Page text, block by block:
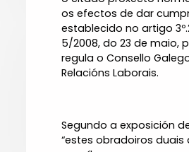
os efectos de dar
establecido no artigo
5/2008, do 23 de maio,
regula o Consello
Relacións Laborais.
Segundo a exposición
“estes obradoiros duais